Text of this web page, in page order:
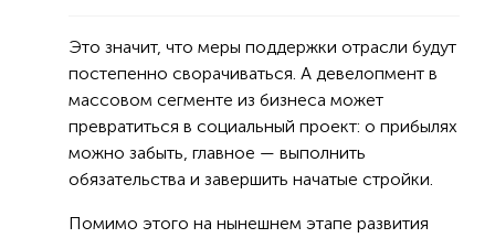
Это значит, что меры поддержки отрасли будут
постепенно сворачиваться. А девелопмент в
массовом сегменте из бизнеса может
превратиться в социальный проект: о прибылях
можно забыть, главное — выполнить
обязательства и завершить начатые стройки.
Помимо этого на нынешнем этапе развития